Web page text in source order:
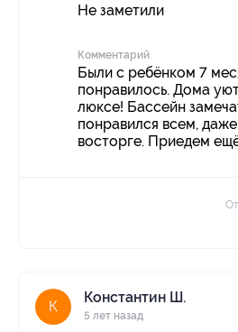
Не заметили
Комментарий
Были с ребёнком 7
понравилось. Дома
люксе! Бассейн
понравился всем,
восторге. Приедем
К
Константин Ш.
5 лет назад